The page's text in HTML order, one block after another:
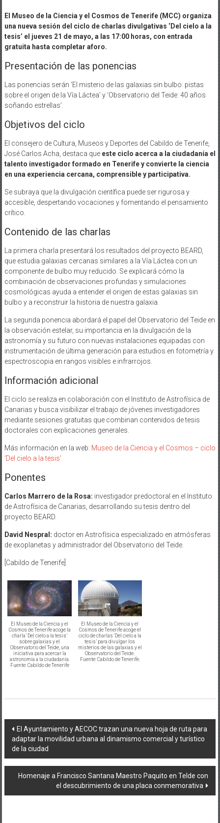
El Museo de la Ciencia y el Cosmos de Tenerife (MCC) organiza
una nueva sesión del ciclo de charlas divulgativas ‘Del cielo a la
tesis’ el jueves 21 de mayo, a las 17:00 horas, con entrada
gratuita hasta completar aforo.
Presentación de las ponencias
Las ponencias serán ‘El misterio de las galaxias sin bulbo: pistas
sobre el origen de la Vía Láctea’ y ‘Observatorio del Teide: 40 años
soñando estrellas’.
Objetivos del ciclo
El consejero de Cultura, Museos y Deportes del Cabildo de Tenerife,
José Carlos Acha, destaca que este ciclo acerca a la ciudadanía el
talento investigador formado en Tenerife y convierte la ciencia
en una experiencia cercana, comprensible y participativa.
Se subraya que la divulgación científica puede ser rigurosa y
accesible, despertando vocaciones y fomentando el pensamiento
crítico.
Contenido de las charlas
La primera charla presentará los resultados del proyecto BEARD,
que estudia galaxias cercanas similares a la Vía Láctea con un
componente de bulbo muy reducido. Se explicará cómo la
combinación de observaciones profundas y simulaciones
cosmológicas ayuda a entender el origen de estas galaxias sin
bulbo y a reconstruir la historia de nuestra galaxia.
La segunda ponencia abordará el papel del Observatorio del Teide en
la observación estelar, su importancia en la divulgación de la
astronomía y su futuro con nuevas instalaciones equipadas con
instrumentación de última generación para estudios en fotometría y
espectroscopia en rangos visibles e infrarrojos.
Información adicional
El ciclo se realiza en colaboración con el Instituto de Astrofísica de
Canarias y busca visibilizar el trabajo de jóvenes investigadores
mediante sesiones gratuitas que combinan contenidos de tesis
doctorales con explicaciones generales.
Más información en la web: Museo de la Ciencia y el Cosmos – ciclo
‘Del cielo a la tesis’
Ponentes
Carlos Marrero de la Rosa: investigador predoctoral en el Instituto
de Astrofísica de Canarias, desarrollando su tesis dentro del
proyecto BEARD.
David Nespral: doctor en Astrofísica especializado en atmósferas
de exoplanetas y administrador del Observatorio del Teide.
[Cabildo de Tenerife]
El Museo de la Ciencia y el
Cosmos de Tenerife acoge la
charla ‘Del cielo a la tesis’
sobre galaxias y el
Observatorio del Teide, una
iniciativa para acercar la
astronomía a la ciudadanía.
Fuente: Cabildo de Tenerife
El Museo de la Ciencia y el
Cosmos de Tenerife acoge el
ciclo de charlas ‘Del cielo a la
tesis’ para divulgar los
misterios de las galaxias y el
Observatorio del Teide.
Fuente: Cabildo de Tenerife.
Navegación
de
entradas
El Ayuntamiento y AECOC trazan una nueva hoja de ruta para
adaptar la movilidad urbana al dinamismo comercial y turístico
de la ciudad
Homenaje a Francisco Santana Maestro Paquito en Telde con
el descubrimiento de una placa conmemorativa